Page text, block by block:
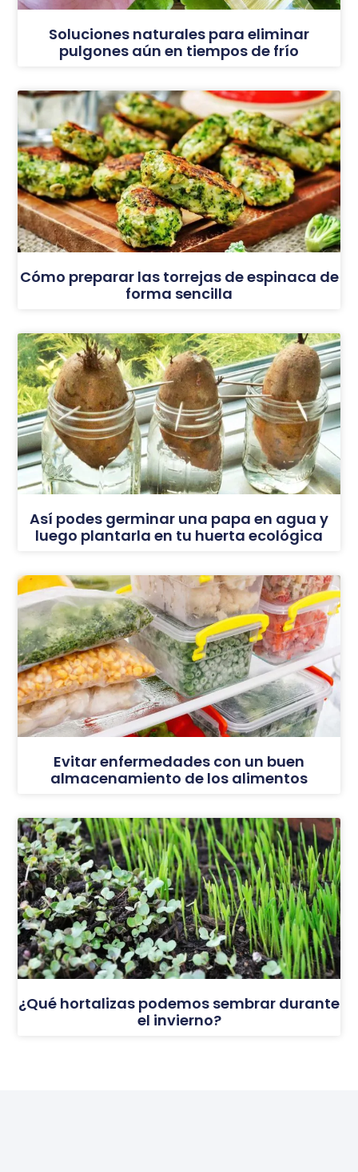
Soluciones naturales para eliminar
pulgones aún en tiempos de frío
Cómo preparar las torrejas de espinaca de
forma sencilla
Así podes germinar una papa en agua y
luego plantarla en tu huerta ecológica
Evitar enfermedades con un buen
almacenamiento de los alimentos
¿Qué hortalizas podemos sembrar durante
el invierno?